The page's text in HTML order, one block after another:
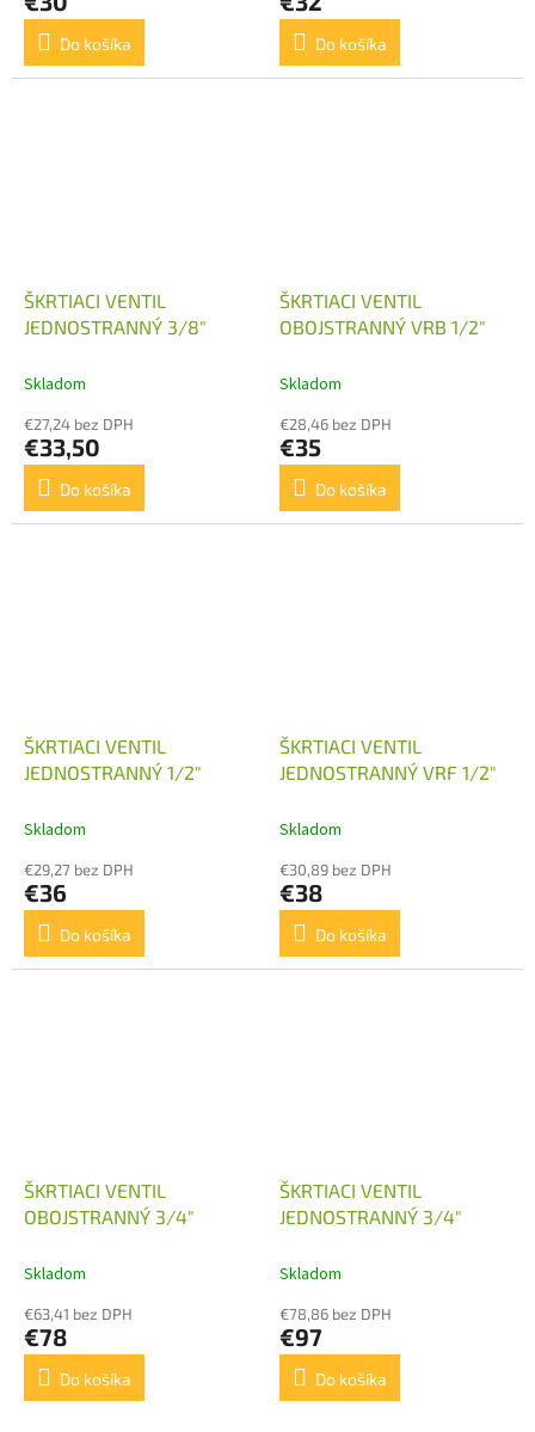
Do košíka Do košíka
ŠKRTIACI VENTIL
JEDNOSTRANNÝ 3/8"
Skladom
€27,24 bez DPH
€33,50
Do košíka
ŠKRTIACI VENTIL
OBOJSTRANNÝ VRB 1/2"
Skladom
€28,46 bez DPH
€35
Do košíka
ŠKRTIACI VENTIL
JEDNOSTRANNÝ 1/2"
Skladom
€29,27 bez DPH
€36
Do košíka
ŠKRTIACI VENTIL
JEDNOSTRANNÝ VRF 1/2"
Skladom
€30,89 bez DPH
€38
Do košíka
ŠKRTIACI VENTIL
OBOJSTRANNÝ 3/4"
Skladom
€63,41 bez DPH
€78
Do košíka
ŠKRTIACI VENTIL
JEDNOSTRANNÝ 3/4"
Skladom
€78,86 bez DPH
€97
Do košíka